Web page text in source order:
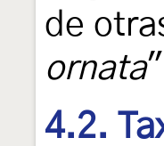
de
ornata
4.2.